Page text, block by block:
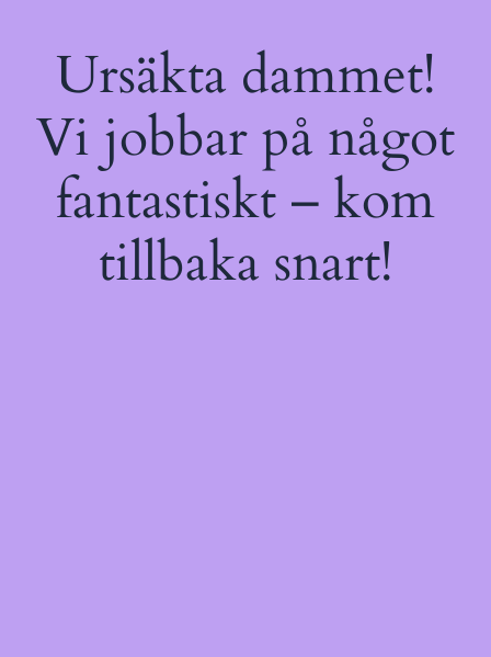
Ursäkta dammet!
Vi jobbar på något
fantastiskt – kom
tillbaka snart!